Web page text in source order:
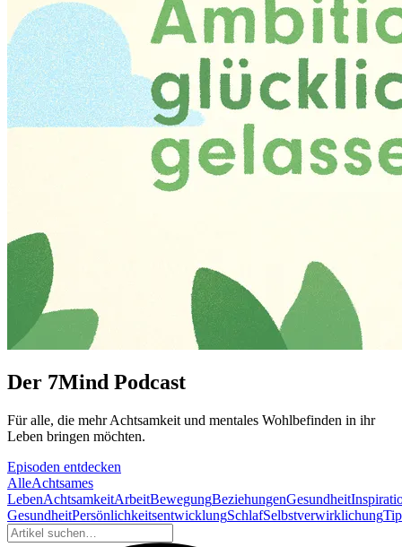
Der 7Mind Podcast
Für alle, die mehr Acht­sam­keit und mentales Wohlbefinden in ihr
Leben brin­gen möch­ten.
Episoden entdecken
AlleAchtsames
LebenAchtsamkeitArbeitBewegungBeziehungenGesundheit
GesundheitPersönlichkeitsentwicklungSchlafSelbstverwirklichung